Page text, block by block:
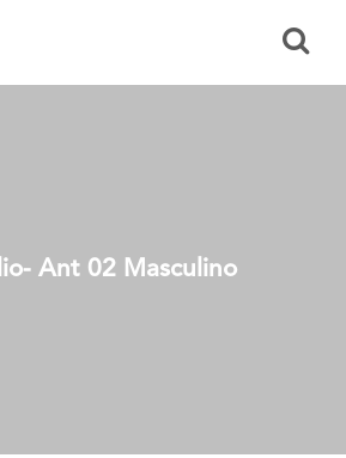
Ant 02 Masculino